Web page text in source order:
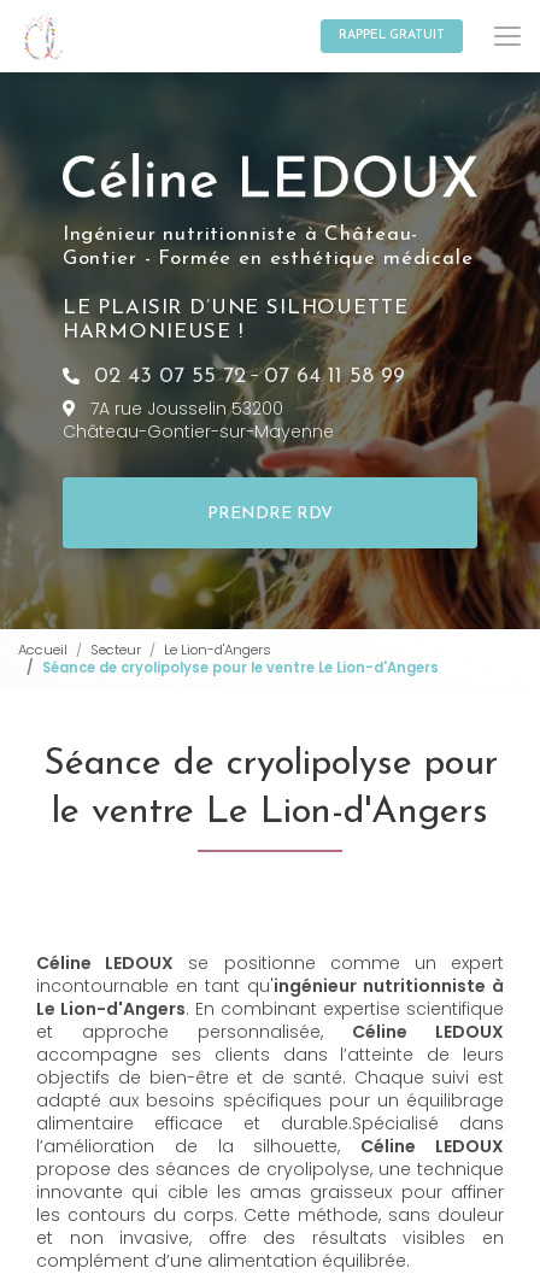
contenu
principal
RAPPEL GRATUIT
Ingénieur nutritionniste à Château-
Gontier - Formée en esthétique médicale
LE PLAISIR D’UNE SILHOUETTE
HARMONIEUSE !
02 43 07 55 72-07 64 11 58 99
7A rue Jousselin 53200
Château-Gontier-sur-Mayenne
PRENDRE RDV
Accueil Secteur
Le Lion-d'Angers
Séance de cryolipolyse pour le ventre Le Lion-d'Angers
Séance de cryolipolyse pour
le ventre Le Lion-d'Angers
Céline LEDOUX se positionne comme un expert
incontournable en tant qu'ingénieur nutritionniste à
Le Lion-d'Angers. En combinant expertise scientifique
et approche personnalisée, Céline LEDOUX
accompagne ses clients dans l’atteinte de leurs
objectifs de bien-être et de santé. Chaque suivi est
adapté aux besoins spécifiques pour un équilibrage
alimentaire efficace et durable.Spécialisé dans
l’amélioration de la silhouette, Céline LEDOUX
propose des séances de cryolipolyse, une technique
innovante qui cible les amas graisseux pour affiner
les contours du corps. Cette méthode, sans douleur
et non invasive, offre des résultats visibles en
complément d’une alimentation équilibrée.